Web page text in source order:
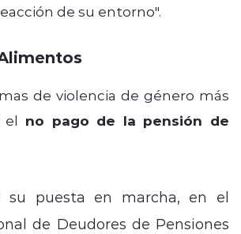
de su entorno".
de violencia de género más
el no pago de la pensión de
puesta en marcha, en el
de Deudores de Pensiones